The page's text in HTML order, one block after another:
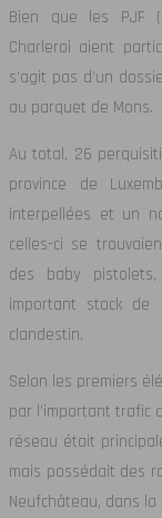
Bien que les PJF
Charleroi aient
s’agit pas d’un
au parquet de Mons.
Au total, 26
province de
interpellées et un
celles-ci se
des baby
important stock de
clandestin.
Selon les premiers
par l’important trafic
réseau était
mais possédait des
Neufchâteau, dans la